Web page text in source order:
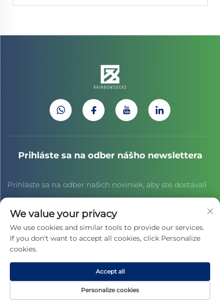
Prihláste sa na odber nášho newslettera
Prihláste sa na odber našich noviniek, aby ste dostávali
najnovšie správy z odvetvia, aktualizácie a poznatky od
nášho tímu.
SPORTS CULTURE CO., LTD. - Zásady ochrany súkromia
We value your privacy
We use cookies and similar tools to provide our services.
If you don't want to accept all cookies, click Personalize
cookies.
Personalize cookies
Accept all